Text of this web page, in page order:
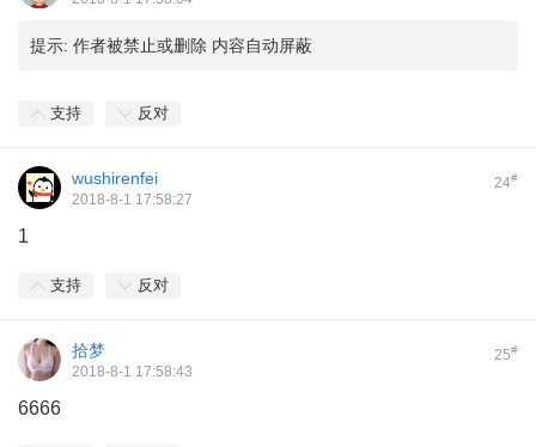
提示: 作者被禁止或删除 内容自动屏蔽
支持 反对
24#
wushirenfei
2018-8-1 17:58:27
1
支持 反对
25#
拾梦
2018-8-1 17:58:43
6666